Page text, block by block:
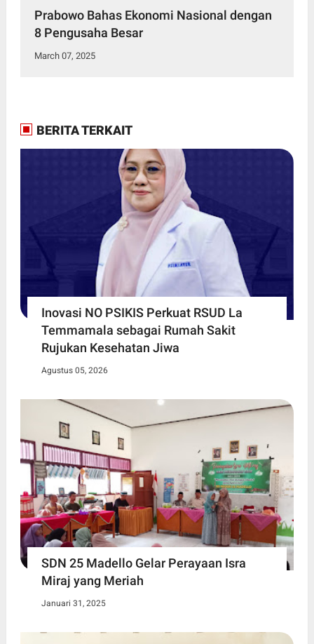
Prabowo Bahas Ekonomi Nasional dengan
8 Pengusaha Besar
March 07, 2025
BERITA TERKAIT
Inovasi NO PSIKIS Perkuat RSUD La
Temmamala sebagai Rumah Sakit
Rujukan Kesehatan Jiwa
Agustus 05, 2026
SDN 25 Madello Gelar Perayaan Isra
Miraj yang Meriah
Januari 31, 2025